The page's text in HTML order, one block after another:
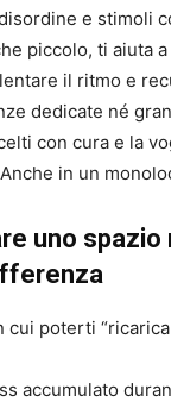
e stimoli
piccolo, ti aiuta
il ritmo e
dedicate né
con cura e la
in un
uno spazio
cui poterti
accumulato